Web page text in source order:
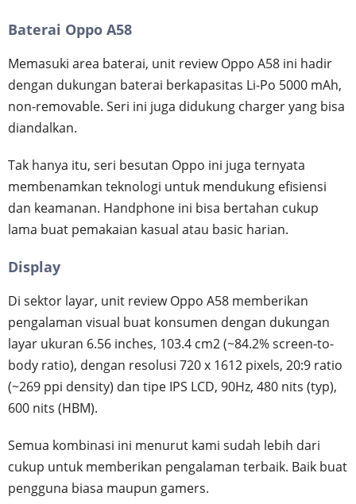
Baterai Oppo A58
Memasuki area baterai, unit review Oppo A58 ini hadir
dengan dukungan baterai berkapasitas Li-Po 5000 mAh,
non-removable. Seri ini juga didukung charger yang bisa
diandalkan.
Tak hanya itu, seri besutan Oppo ini juga ternyata
membenamkan teknologi untuk mendukung efisiensi
dan keamanan. Handphone ini bisa bertahan cukup
lama buat pemakaian kasual atau basic harian.
Display
Di sektor layar, unit review Oppo A58 memberikan
pengalaman visual buat konsumen dengan dukungan
layar ukuran 6.56 inches, 103.4 cm2 (~84.2% screen-to-
body ratio), dengan resolusi 720 x 1612 pixels, 20:9 ratio
(~269 ppi density) dan tipe IPS LCD, 90Hz, 480 nits (typ),
600 nits (HBM).
Semua kombinasi ini menurut kami sudah lebih dari
cukup untuk memberikan pengalaman terbaik. Baik buat
pengguna biasa maupun gamers.